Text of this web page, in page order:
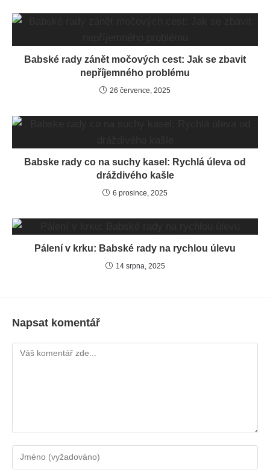
Babské rady zánět močových cest: Jak se zbavit
nepříjemného problému
26 července, 2025
Babske rady co na suchy kasel: Rychlá úleva od
dráždivého kašle
6 prosince, 2025
Pálení v krku: Babské rady na rychlou úlevu
14 srpna, 2025
Napsat komentář